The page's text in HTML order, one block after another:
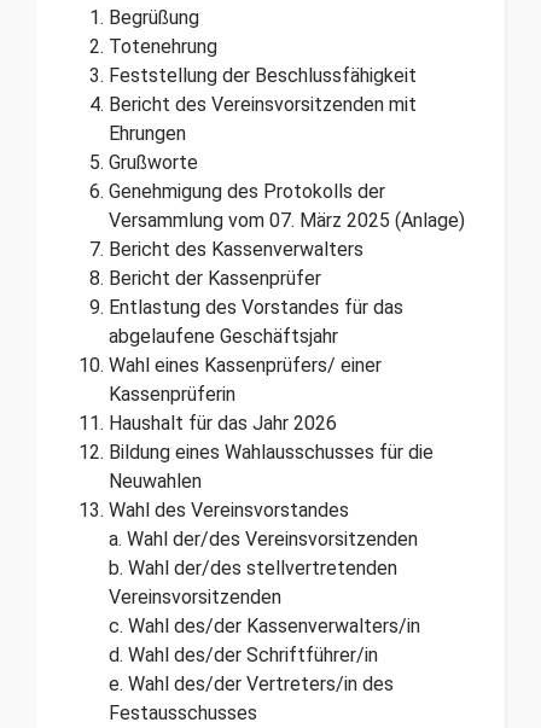
Begrüßung
Totenehrung
Feststellung der Beschlussfähigkeit
Bericht des Vereinsvorsitzenden mit
Ehrungen
Grußworte
Genehmigung des Protokolls der
Versammlung vom 07. März 2025 (Anlage)
Bericht des Kassenverwalters
Bericht der Kassenprüfer
Entlastung des Vorstandes für das
abgelaufene Geschäftsjahr
Wahl eines Kassenprüfers/ einer
Kassenprüferin
Haushalt für das Jahr 2026
Bildung eines Wahlausschusses für die
Neuwahlen
Wahl des Vereinsvorstandes
a. Wahl der/des Vereinsvorsitzenden
b. Wahl der/des stellvertretenden
Vereinsvorsitzenden
c. Wahl des/der Kassenverwalters/in
d. Wahl des/der Schriftführer/in
e. Wahl des/der Vertreters/in des
Festausschusses